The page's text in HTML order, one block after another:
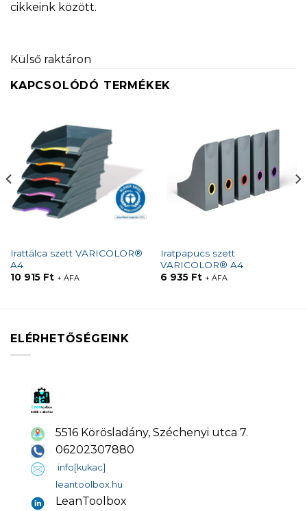
cikkeink között.
Külső raktáron
KAPCSOLÓDÓ TERMÉKEK
Irattálca szett VARICOLOR®
A4
10 915 Ft + ÁFA
Iratpapucs szett
VARICOLOR® A4
6 935 Ft + ÁFA
ELÉRHETŐSÉGEINK
5516 Körösladány, Széchenyi utca 7.
06202307880
info[kukac]
leantoolbox.hu
LeanToolbox